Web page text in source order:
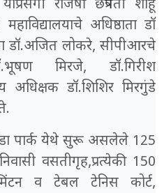
राजर्षी छत्रपती शाहू
अधिष्ठाता डॉ
डॉ.अजित लोकरे, सीपीआरचे
मिरजे, डॉ.गिरीश
अधिक्षक डॉ.शिशिर मिरगुंडे
पार्क येथे सुरू असलेले 125
वसतीगृह,प्रत्येकी 150
व टेबल टेनिस कोर्ट,